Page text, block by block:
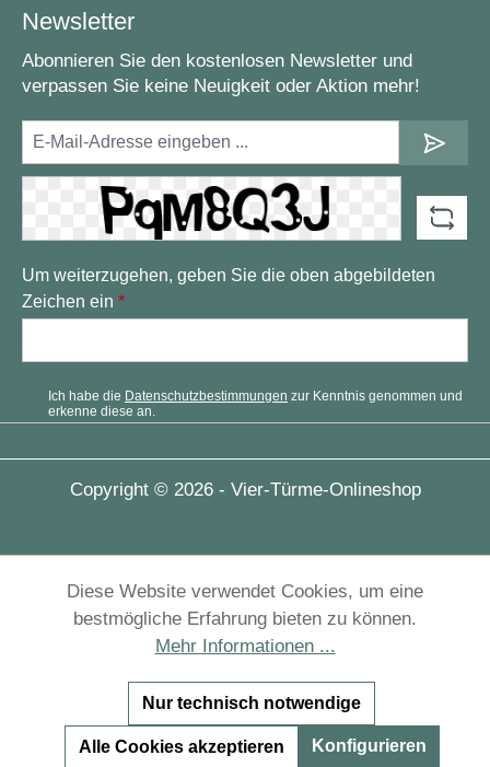
Newsletter
Abonnieren Sie den kostenlosen Newsletter und
verpassen Sie keine Neuigkeit oder Aktion mehr!
Um weiterzugehen, geben Sie die oben abgebildeten
Zeichen ein *
Ich habe die Datenschutzbestimmungen zur Kenntnis genommen und
erkenne diese an.
Copyright © 2026 - Vier-Türme-Onlineshop
Diese Website verwendet Cookies, um eine
bestmögliche Erfahrung bieten zu können.
Mehr Informationen ...
Nur technisch notwendige
Alle Cookies akzeptieren Konfigurieren